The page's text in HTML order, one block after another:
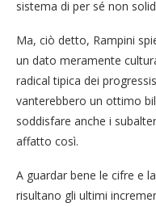
sistema di per sé non
Ma, ciò detto, Rampini
un dato meramente
radical tipica dei
vanterebbero un ottimo
soddisfare anche i
affatto così.
A guardar bene le cifre e
risultano gli ultimi